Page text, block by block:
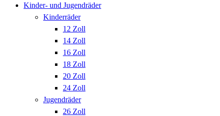
Kinder- und Jugendräder
Kinderräder
12 Zoll
14 Zoll
16 Zoll
18 Zoll
20 Zoll
24 Zoll
Jugendräder
26 Zoll